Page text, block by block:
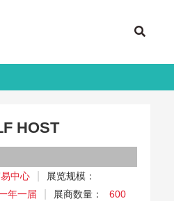
HOST
中心
展览规模：
年一届 展商数量： 600